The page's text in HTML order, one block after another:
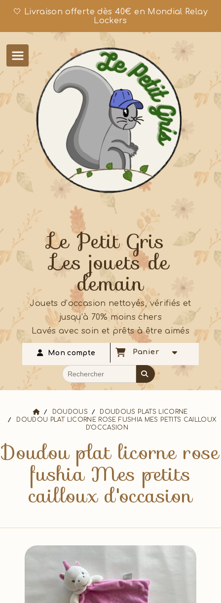
🤍 Livraison offerte dès 40€ en Mondial Relay
Lockers
Le Petit Gris
Les jouets de
demain
Jouets d’occasion nettoyés, vérifiés et
jusqu’à 70% moins chers
Lavés avec soin et prêts à être aimés
Mon compte Panier
DOUDOUS
DOUDOUS PLATS LICORNE
DOUDOU PLAT LICORNE ROSE FUSHIA MES PETITS CAILLOUX
D'OCCASION
Doudou plat licorne rose
fushia Mes petits
cailloux d'occasion